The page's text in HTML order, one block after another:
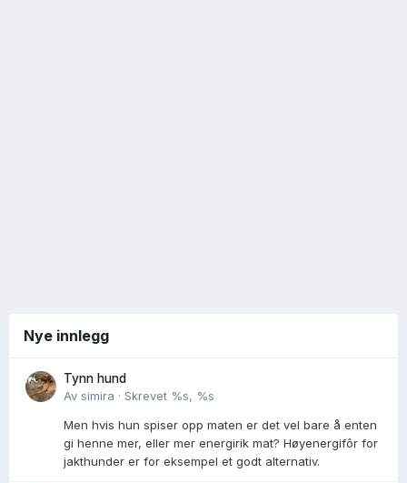
Nye innlegg
Tynn hund
Av simira · Skrevet %s, %s
Men hvis hun spiser opp maten er det vel bare å enten
gi henne mer, eller mer energirik mat? Høyenergifôr for
jakthunder er for eksempel et godt alternativ.